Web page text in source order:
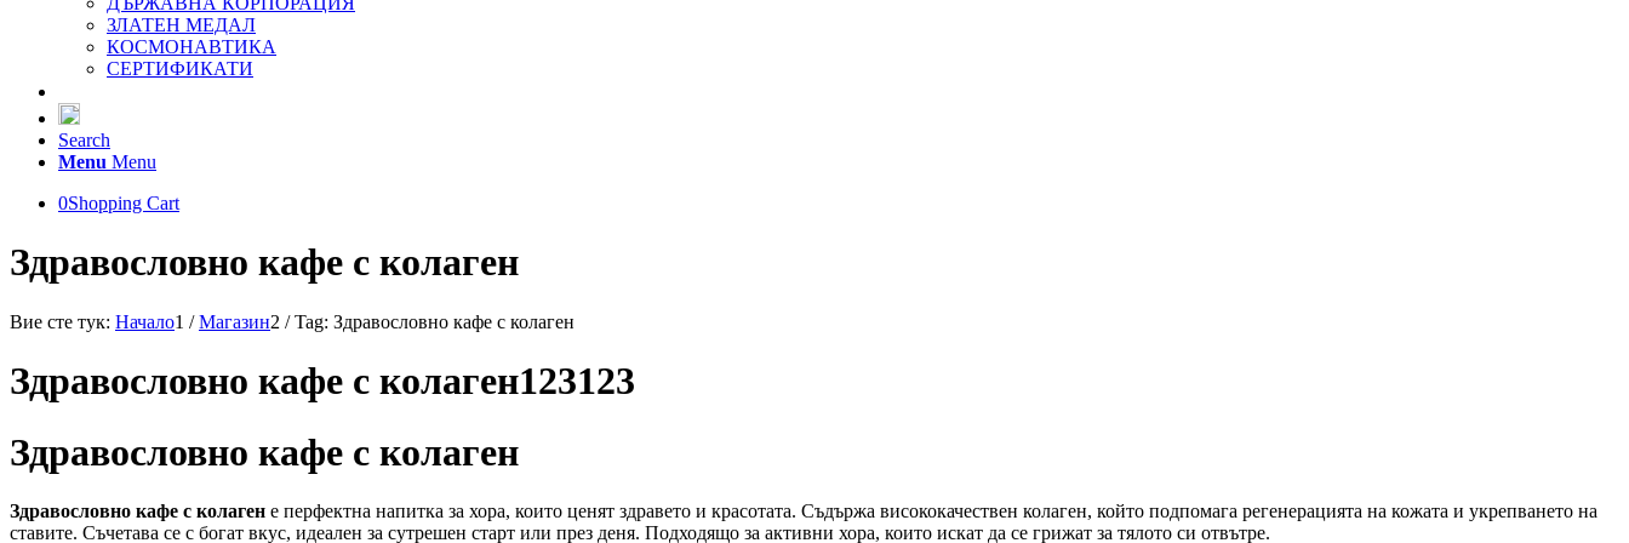
ЗЛАТЕН МЕДАЛ
КОСМОНАВТИКА
СЕРТИФИКАТИ
Search
Menu Menu
0Shopping Cart
Здравословно кафе с колаген
Вие сте тук: Начало1 / Магазин2 / Tag: Здравословно кафе с колаген
Здравословно кафе с колаген123123
Здравословно кафе с колаген
Здравословно кафе с колаген е перфектна напитка за хора, които ценят здравето и красотата. Съдържа висококачествен колаген, който подпомага регенерацията на кожата и укрепването на
ставите. Съчетава се с богат вкус, идеален за сутрешен старт или през деня. Подходящо за активни хора, които искат да се грижат за тялото си отвътре.